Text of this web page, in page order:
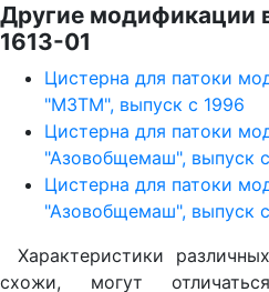
Другие модификации
1613-01
Цистерна для патоки
"МЗТМ", выпуск с 1996
Цистерна для патоки
"Азовобщемаш", выпуск
Цистерна для патоки
"Азовобщемаш", выпуск
Характеристики
схожи, могут отличаться